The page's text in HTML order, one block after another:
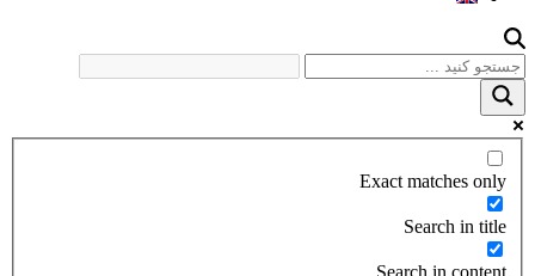
Exact matches only
Search in title
Search in content